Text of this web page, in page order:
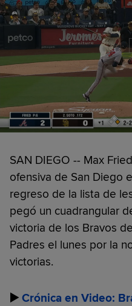
SAN DIEGO -- Max
ofensiva de San Diego
regreso de la lista de
pegó un cuadrangular
victoria de los Bravos
Padres el lunes por la
victorias.
▶️ Crónica en Video: